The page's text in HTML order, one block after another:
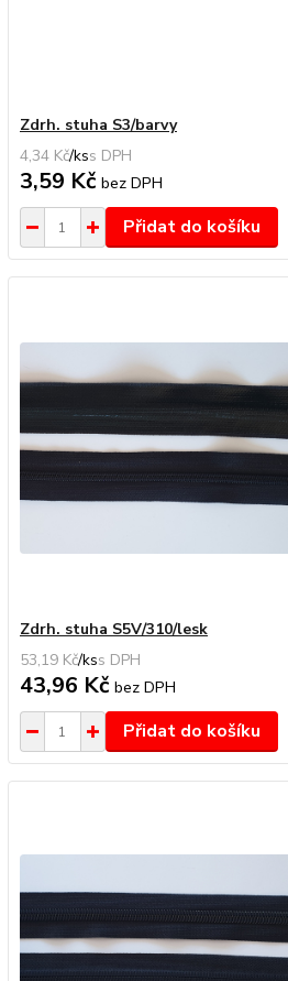
Zdrh. stuha S3/barvy
4,34 Kč/ks
3,59 Kč bez DPH
Přidat do košíku
Zdrh. stuha S5V/310/lesk
53,19 Kč/ks
43,96 Kč bez DPH
Přidat do košíku